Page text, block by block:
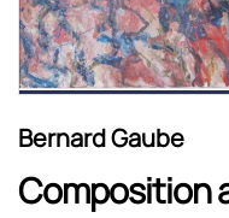
Bernard Gaube
Composition